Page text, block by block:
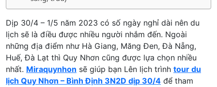
Dịp 30/4 – 1/5 năm 2023 có số ngày nghỉ dài nên du
lịch sẽ là điều được nhiều người nhắm đến. Ngoài
những địa điểm như Hà Giang, Măng Đen, Đà Nẵng,
Huế, Đà Lạt thì Quy Nhơn cũng được lựa chọn nhiều
nhất. Miraquynhon sẽ giúp bạn Lên lịch trình tour du
lịch Quy Nhơn – Bình Định 3N2D dịp 30/4 để tham